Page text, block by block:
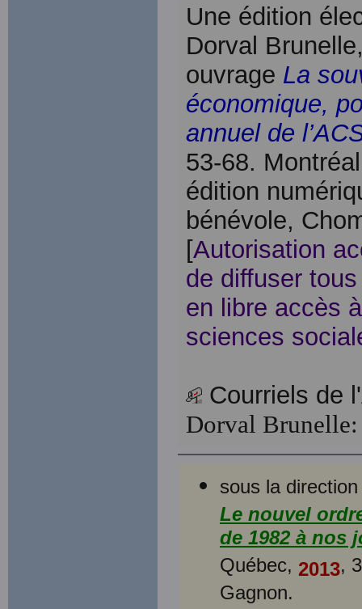
Une édition
Dorval
ouvrage La
économique,
annuel de
53-68.
édition
bénévole,
[Autorisation
de diffuser
en libre accès
sciences
Courriels de
Dorval
sous la
Le nouvel
de 1982 à nos
Québec, 2013,
Gagnon.